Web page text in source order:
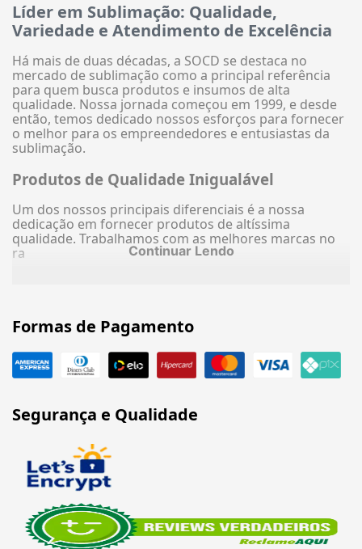
Líder em Sublimação: Qualidade,
Variedade e Atendimento de Excelência
Há mais de duas décadas, a SOCD se destaca no
mercado de sublimação como a principal referência
para quem busca produtos e insumos de alta
qualidade. Nossa jornada começou em 1999, e desde
então, temos dedicado nossos esforços para fornecer
o melhor para os empreendedores e entusiastas da
sublimação.
Produtos de Qualidade Inigualável
Um dos nossos principais diferenciais é a nossa
dedicação em fornecer produtos de altíssima
qualidade. Trabalhamos com as melhores marcas no
ra
Continuar Lendo
Formas de Pagamento
Segurança e Qualidade